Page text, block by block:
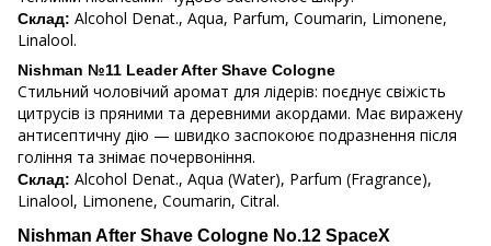
Склад: Alcohol Denat., Aqua, Parfum, Coumarin, Limonene,
Linalool.
Nishman №11 Leader After Shave Cologne
Стильний чоловічий аромат для лідерів: поєднує свіжість
цитрусів із пряними та деревними акордами. Має виражену
антисептичну дію — швидко заспокоює подразнення після
гоління та знімає почервоніння.
Склад: Alcohol Denat., Aqua (Water), Parfum (Fragrance),
Linalool, Limonene, Coumarin, Citral.
Nishman After Shave Cologne No.12 SpaceX